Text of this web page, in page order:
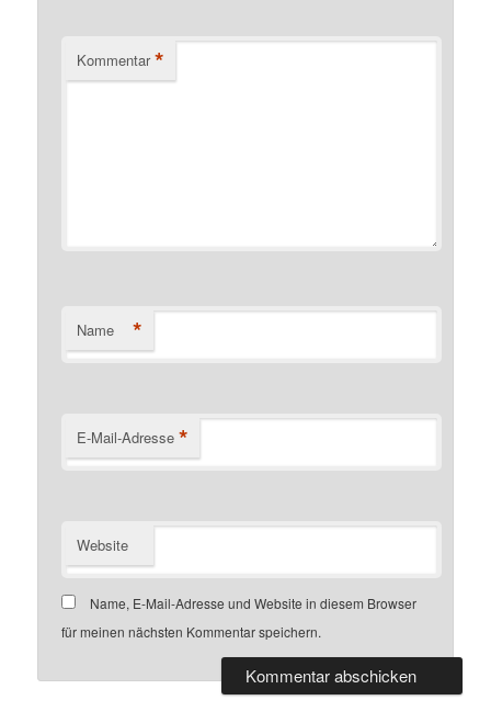
Kommentar *
Name *
E-Mail-Adresse *
Website
Name, E-Mail-Adresse und Website in diesem Browser
für meinen nächsten Kommentar speichern.